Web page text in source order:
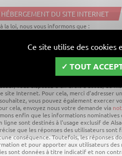
DU SITE INTERNET
la loi, nous vous informons que :
est hébergé par la société Infomaniak
site Internet. Pour cela, merci d'adresser
souhaitez, vous pouvez également exercer
cela, envoyez nous votre demande via
enfin que les informations
ligne sont destinés à l'usage exclusif de
que les réponses des utilisateurs
conséquence. Toutefois, les réponses
et pour apporter aux utilisateurs des
sont données à titre indicatif et non
Ce site utilise des cookies
TOUT